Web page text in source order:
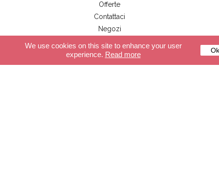
Offerte
Contattaci
Negozi
Pro user
We use cookies on this site to enhance your user
experience. Read more Ok